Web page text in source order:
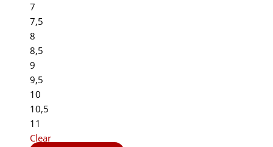
7
7,5
8
8,5
9
9,5
10
10,5
11
Clear